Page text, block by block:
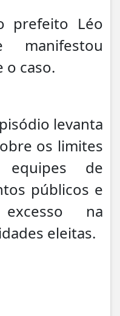
prefeito Léo
o caso.
levanta
os limites
de
públicos e
na
eleitas.